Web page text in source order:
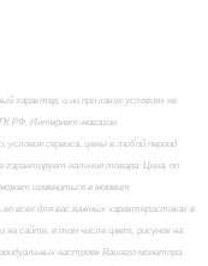
характер, и ни при каких условиях не
РФ. Интернет-магазин
сервиса, цены в любой период
наличия товара. Цена, по
измениться в момент
всех для вас важных характеристиках в
на сайте, в том числе цвет, рисунок на
настроек Вашего монитора.